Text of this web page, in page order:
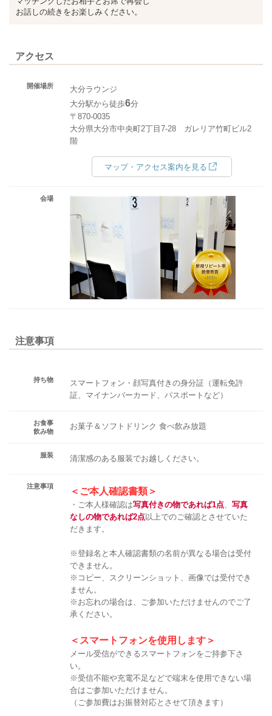
お話しの続きをお楽しみください。
アクセス
開催場所
大分ラウンジ
大分駅から徒歩6分
〒870-0035
大分県大分市中央町2丁目7-28 ガレリア竹町ビル2
階
マップ・アクセス案内を見る
会場
注意事項
持ち物
スマートフォン・顔写真付きの身分証（運転免許
証、マイナンバーカード、パスポートなど）
お食事
飲み物
お菓子＆ソフトドリンク ​​​​​​​食べ飲み放題
服装 清潔感のある服装でお越しください。
注意事項 ＜ご本人確認書類＞
・ご本人様確認は写真付きの物であれば1点
写真
なしの物であれば2点以上でのご確認とさせていた
だきます。
※登録名と本人確認書類の名前が異なる場合は受付
できません。
※コピー、スクリーンショット、画像では受付でき
ません。
※お忘れの場合は、ご参加いただけませんのでご了
承ください。
＜スマートフォンを使用します＞
メール受信ができるスマートフォンをご持参下さ
い。
※受信不能や充電不足などで端末を使用できない場
合はご参加いただけません。
（ご参加費はお振替対応とさせて頂きます）